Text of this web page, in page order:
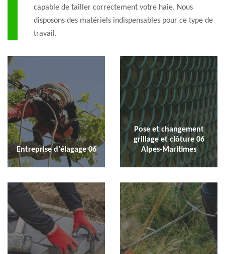
capable de tailler correctement votre haie. Nous
disposons des matériels indispensables pour ce type de
travail.
Entreprise d'élagage 06
Pose et changement
grillage et clôture 06
Alpes-Maritimes